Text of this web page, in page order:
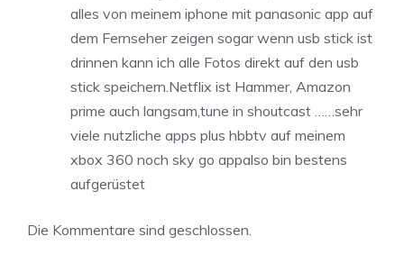
alles von meinem iphone mit panasonic app auf
dem Fernseher zeigen sogar wenn usb stick ist
drinnen kann ich alle Fotos direkt auf den usb
stick speichern.Netflix ist Hammer, Amazon
prime auch langsam,tune in shoutcast ……sehr
viele nutzliche apps plus hbbtv auf meinem
xbox 360 noch sky go appalso bin bestens
aufgerüstet
Die Kommentare sind geschlossen.